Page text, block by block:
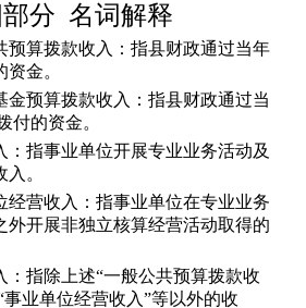
分 名词解释
预算拨款收入：指县财政通过当年
金。
金预算拨款收入：指县财政通过当
付的资金。
：指事业单位开展专业业务活动及
。
经营收入：指事业单位在专业业务
外开展非独立核算经营活动取得的
：指除上述“一般公共预算拨款收
事业单位经营收入”等以外的收